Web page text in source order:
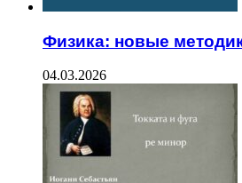
Физика: новые
04.03.2026